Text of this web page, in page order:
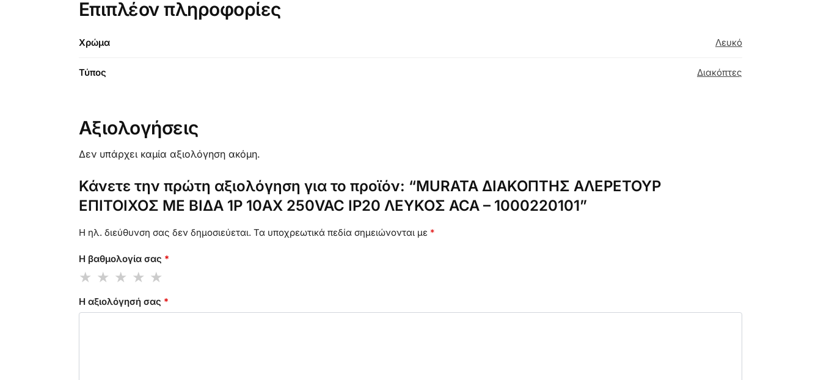
Επιπλέον πληροφορίες
Χρώμα Λευκό
Τύπος Διακόπτες
Αξιολογήσεις
Δεν υπάρχει καμία αξιολόγηση ακόμη.
Κάνετε την πρώτη αξιολόγηση για το προϊόν: “MURATA ΔΙΑΚΟΠΤΗΣ ΑΛΕΡΕΤΟΥΡ
ΕΠΙΤΟΙΧΟΣ ΜΕ ΒΙΔΑ 1P 10AX 250VAC IP20 ΛΕΥΚΟΣ ACA – 1000220101”
Η ηλ. διεύθυνση σας δεν δημοσιεύεται. Τα υποχρεωτικά πεδία σημειώνονται με *
Η βαθμολογία σας *
Η αξιολόγησή σας *